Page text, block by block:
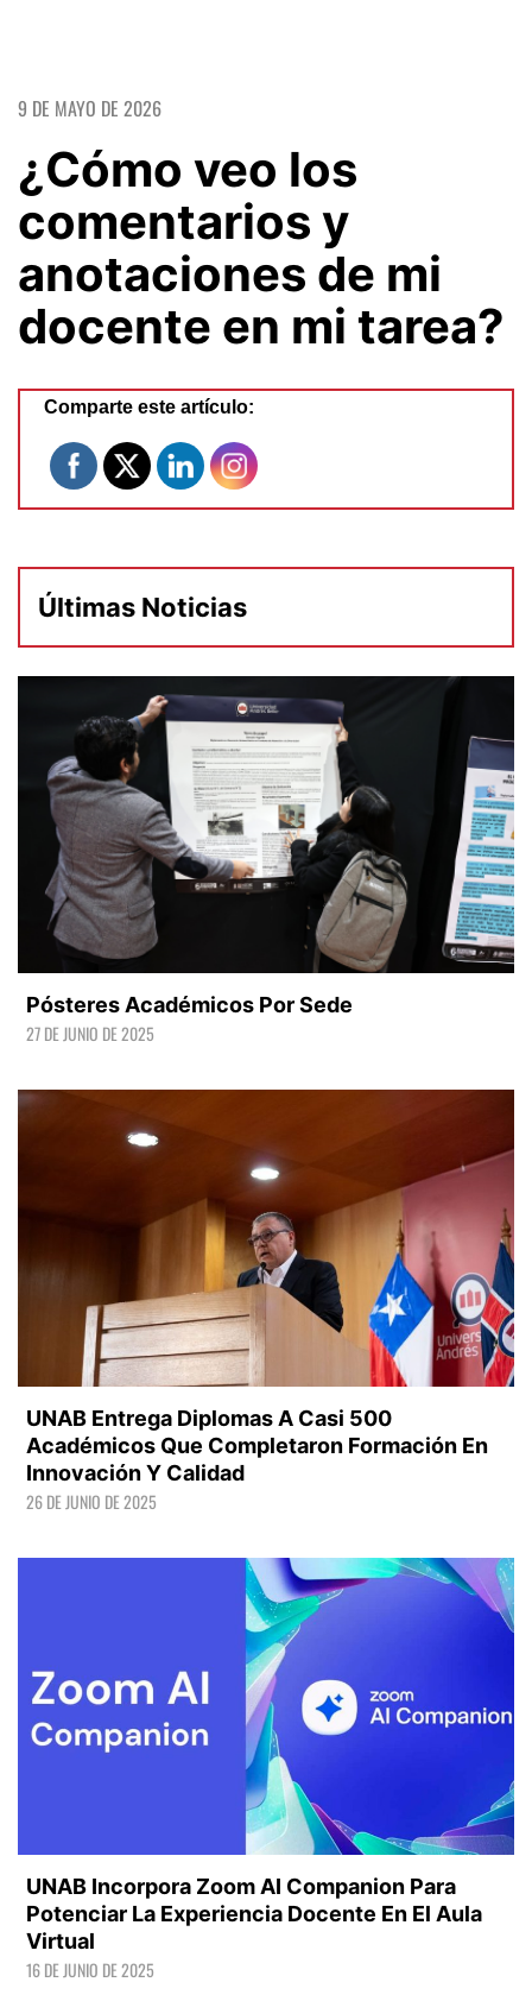
9 DE MAYO DE 2026
¿Cómo veo los
comentarios y
anotaciones de mi
docente en mi tarea?
Comparte este artículo:
Últimas Noticias
Pósteres Académicos Por Sede
27 DE JUNIO DE 2025
UNAB Entrega Diplomas A Casi 500
Académicos Que Completaron Formación En
Innovación Y Calidad
26 DE JUNIO DE 2025
UNAB Incorpora Zoom AI Companion Para
Potenciar La Experiencia Docente En El Aula
Virtual
16 DE JUNIO DE 2025